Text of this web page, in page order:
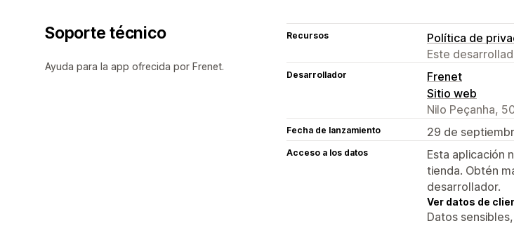
Soporte técnico
Ayuda para la app ofrecida por Frenet.
Recursos
Política de
Este
Desarrollador
Frenet
Sitio web
Nilo Peçanha,
Fecha de lanzamiento 29 de
Acceso a los datos
Esta aplicación
tienda. Obtén
desarrollador.
Ver datos de
Datos